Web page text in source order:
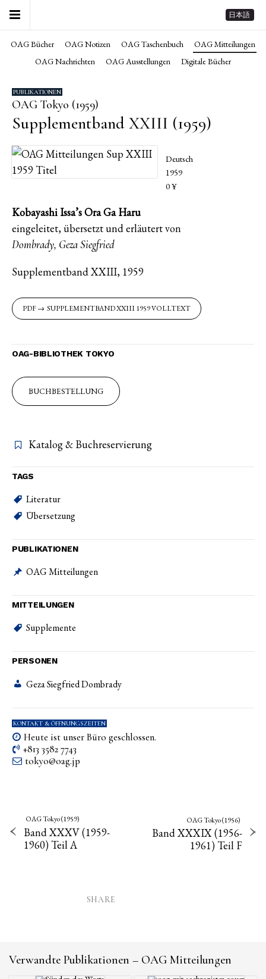
日本語
OAG Bücher OAG Notizen OAG Taschenbuch
OAG Mitteilungen
OAG Nachrichten
OAG Ausstellungen Digitale Bücher
PUBLIKATIONEN
OAG Tokyo (1959)
Supplementband XXIII (1959)
Deutsch
1959
0 ¥
Kobayashi Issa’s Ora Ga Haru
eingeleitet, übersetzt und erläutert von
Dombrady, Geza Siegfried
Supplementband XXIII, 1959
SUPPLEMENTBAND XXIII 1959 VOLLTEXT
OAG-BIBLIOTHEK TOKYO
BUCHBESTELLUNG
Katalog & Buchreservierung
TAGS
Literatur
Übersetzung
PUBLIKATIONEN
OAG Mitteilungen
MITTEILUNGEN
Supplemente
PERSONEN
Geza Siegfried Dombrady
KONTAKT & ÖFFNUNGSZEITEN
Heute ist unser Büro geschlossen.
+813 3582 7743
tokyo­@­oag­.­jp
OAG Tokyo (1959)
Band XXXV (1959-
1960) Teil A
OAG Tokyo (1956)
Band XXXIX (1956-
1961) Teil F
SHARE
Verwandte Publikationen – OAG Mitteilungen